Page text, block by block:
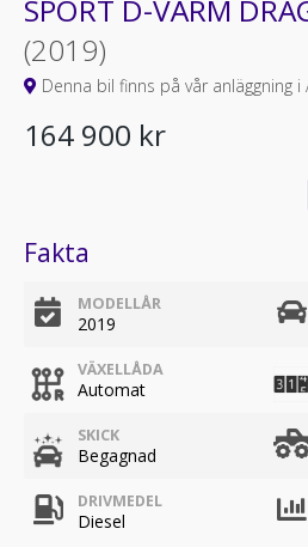
SPORT D-VÄRM
(2019)
Denna bil finns på vår anläggning
164 900 kr
Fakta
MODELLÅR
2019
VÄXELLÅDA
Automat
SKICK
Begagnad
DRIVMEDEL
Diesel